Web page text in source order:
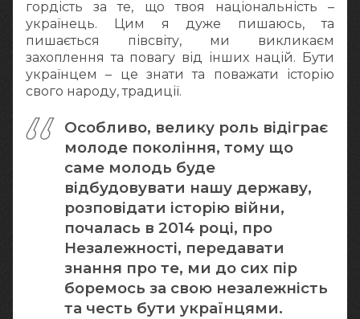
гордість за те, що твоя національність –
українець. Цим я дуже пишаюсь, та
пишається півсвіту, ми викликаєм
захоплення та повагу від інших націй. Бути
українцем – це знати та поважати історію
свого народу, традиції.
Особливо, велику роль відіграє
молоде покоління, тому що
саме молодь буде
відбудовувати нашу державу,
розповідати історію війни,
почалась в 2014 році, про
Незалежності, передавати
знання про те, ми до сих пір
боремось за свою незалежність
та честь бути українцями.